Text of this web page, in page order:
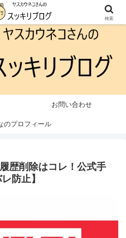
ーションが含まれています
お問い合わせ
のプロフィール
歴削除はコレ！公式手
防止】
検索